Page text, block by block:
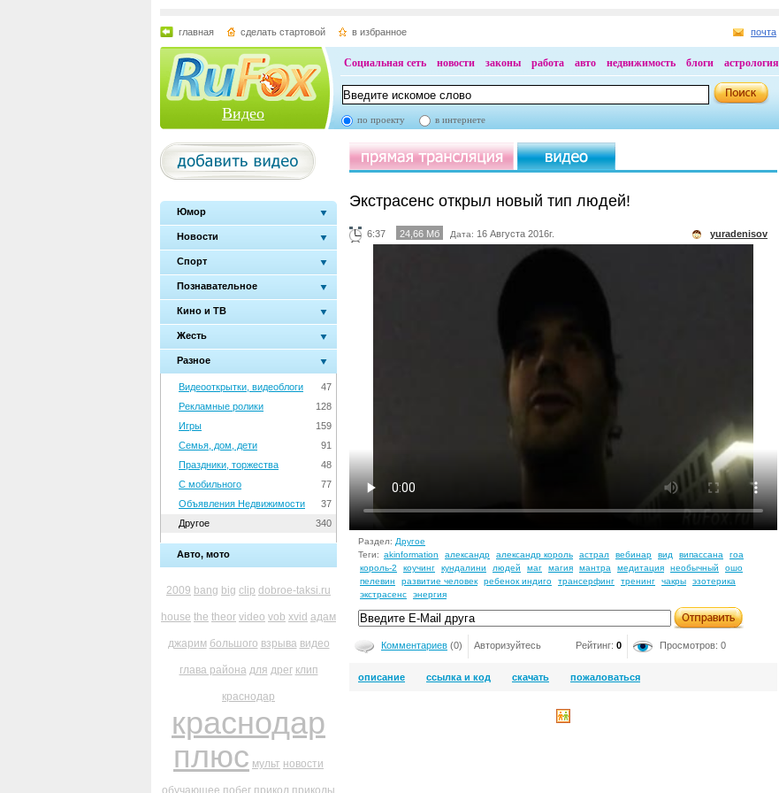
главная сделать стартовой в избранное почта
Видео
Социальная сеть новости законы работа авто недвижимость блоги астрология
по проекту в интернете
Юмор
Новости
Спорт
Познавательное
Кино и ТВ
Жесть
Разное
47
Видеооткрытки, видеоблоги
128
Рекламные ролики
159
Игры
91
Семья, дом, дети
48
Праздники, торжества
77
С мобильного
37
Объявления Недвижимости
340
Другое
Авто, мото
2009 bang big clip dobroe-taksi.ru
house the theor video vob xvid адам
джарим большого взрыва видео
глава района для дрег клип
краснодар
краснодар
плюс мульт новости
обучающее побег прикол приколы
Экстрасенс открыл новый тип людей!
6:37 24,66 Мб Дата: 16 Августа 2016г. yuradenisov
Раздел: Другое
Теги: akinformation александр александр король астрал вебинар вид випассана
гоа
король-2
коучинг кундалини людей маг магия мантра медитация необычный
ошо
пелевин
развитие человек ребенок индиго трансерфинг тренинг чакры
эзотерика
экстрасенс
энергия
Комментариев (0) Авторизуйтесь Рейтинг: 0 Просмотров: 0
описание ссылка и код скачать пожаловаться